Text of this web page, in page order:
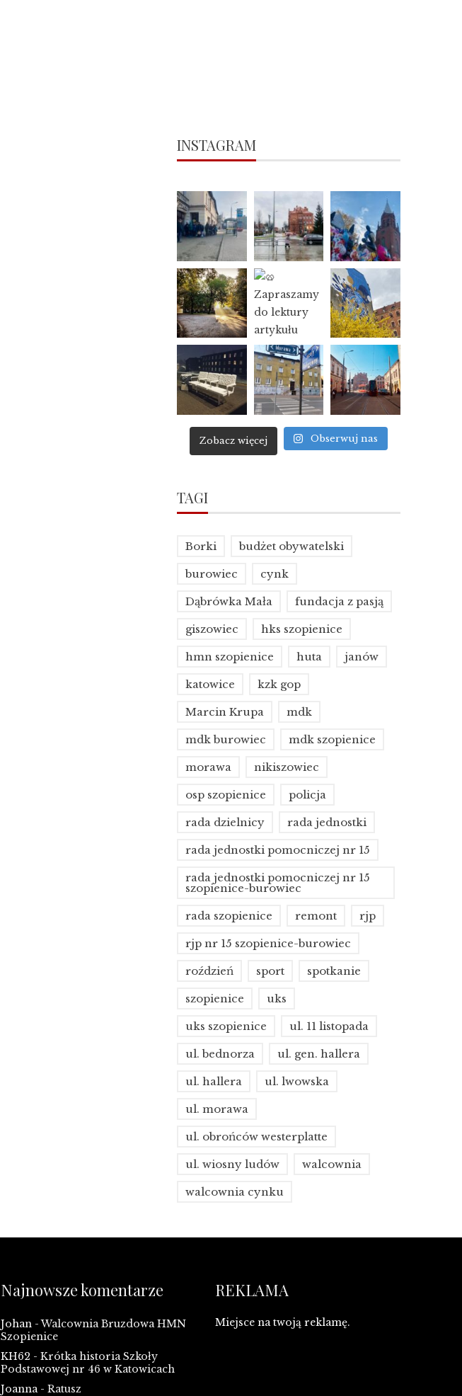
INSTAGRAM
Zobacz więcej Obserwuj nas
TAGI
Borki budżet obywatelski
burowiec cynk
Dąbrówka Mała fundacja z pasją
giszowiec hks szopienice
hmn szopienice huta janów
katowice kzk gop
Marcin Krupa mdk
mdk burowiec mdk szopienice
morawa nikiszowiec
osp szopienice policja
rada dzielnicy rada jednostki
rada jednostki pomocniczej nr 15
rada jednostki pomocniczej nr 15
szopienice-burowiec
rada szopienice remont rjp
rjp nr 15 szopienice-burowiec
roździeń sport spotkanie
szopienice uks
uks szopienice ul. 11 listopada
ul. bednorza ul. gen. hallera
ul. hallera ul. lwowska
ul. morawa
ul. obrońców westerplatte
ul. wiosny ludów walcownia
walcownia cynku
Najnowsze komentarze
Johan -Walcownia Bruzdowa HMN
Szopienice
KH62 - Krótka historia Szkoły
Podstawowej nr 46 w Katowicach
Joanna- Ratusz
REKLAMA
Miejsce na twoją reklamę.